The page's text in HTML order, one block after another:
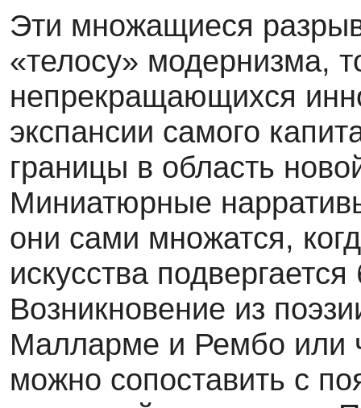
Эти множащиеся
«телосу» модернизма,
непрекращающихся
экспансии самого
границы в область
Миниатюрные
они сами множатся,
искусства
Возникновение из
Малларме и Рембо или
можно сопоставить с